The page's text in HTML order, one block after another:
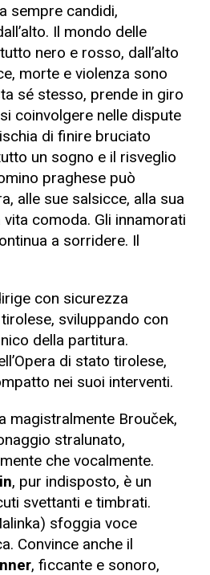
sempre candidi,
Il mondo delle
nero e rosso, dall’alto
morte e violenza sono
sé stesso, prende in giro
coinvolgere nelle dispute
di finire bruciato
un sogno e il risveglio
praghese può
alle sue salsicce, alla sua
comoda. Gli innamorati
a sorridere. Il
con sicurezza
sviluppando con
della partitura.
di stato tirolese,
nei suoi interventi.
magistralmente Brouček,
stralunato,
che vocalmente.
, pur indisposto, è un
svettanti e timbrati.
sfoggia voce
Convince anche il
, ficcante e sonoro,